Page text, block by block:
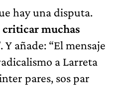
hay una disputa.
criticar muchas
Y añade: “El mensaje
a Larreta
pares, sos par